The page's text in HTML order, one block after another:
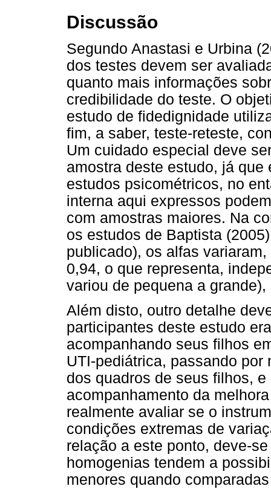
Discussão
Segundo Anastasi e Urbina
dos testes devem ser
quanto mais informações
credibilidade do teste. O
estudo de fidedignidade
fim, a saber, teste-reteste,
Um cuidado especial deve
amostra deste estudo, já
estudos psicométricos, no
interna aqui expressos
com amostras maiores. Na
os estudos de Baptista
publicado), os alfas
0,94, o que representa,
variou de pequena a
Além disto, outro detalhe
participantes deste estudo
acompanhando seus filhos
UTI-pediátrica, passando
dos quadros de seus filhos,
acompanhamento da
realmente avaliar se o
condições extremas de
relação a este ponto, deve-
homogenias tendem a
menores quando